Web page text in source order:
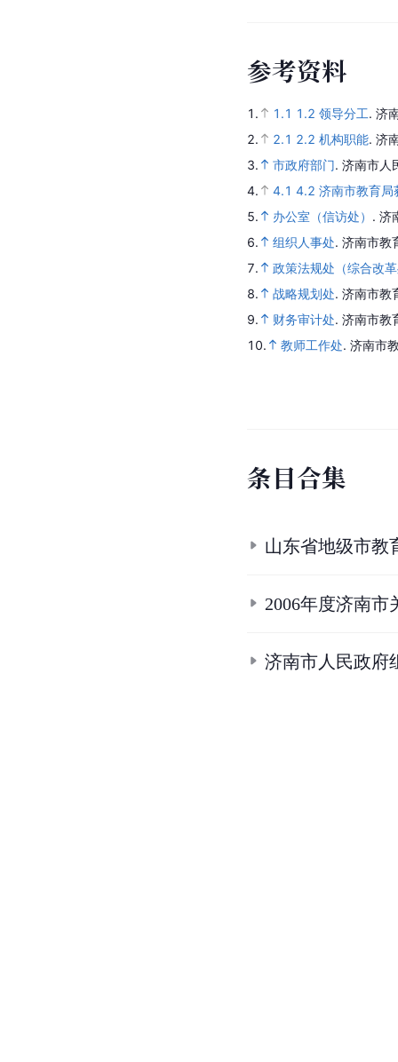
参考资料
1. 1.1 1.2 领导分工. 济
2.
2.1 2.2 机构职能. 济
3.
市政府部门. 济南市人
4.
4.1 4.2 济南市教育局
5.
办公室（信访处） . 济
6.
组织人事处. 济南市教
7.
政策法规处（综合改
8.
战略规划处. 济南市教
9.
财务审计处. 济南市教
10.
教师工作处. 济南市
条目合集
山东省地级市教
2006年度济南市
济南市人民政府